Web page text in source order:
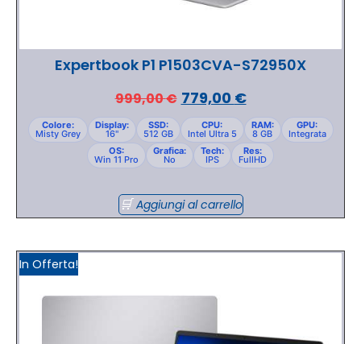
Expertbook P1 P1503CVA-S72950X
999,00€ 779,00 €
Colore:
Misty Grey
Display:
16"
SSD:
512 GB
CPU:
Intel Ultra 5
RAM:
8 GB
GPU:
Integrata
OS:
Win 11 Pro
Grafica:
No
Tech:
IPS
Res:
FullHD
Aggiungi al carrello
In Offerta!